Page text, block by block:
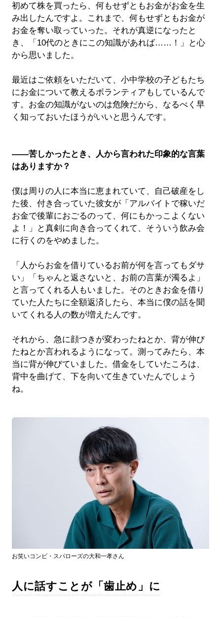
初めて株を買ったら、何もせずともお金がお金を生
み出したんですよ。これまで、何もせずともお金が
お金を奪い取っていった。それが真逆になったと
き、「10代のときにこの知識があれば……！」と心
から思いました。
最近はご依頼をいただいて、小中学校の子どもたち
にお金について教えるボランティアもしているんで
す。お金の知識がないのは危険だから、なるべく早
く知っておいたほうがいいと思うんです。
――苦しかったとき、人から言われた印象的な言葉
はありますか？
僕は周りの人に本当に恵まれていて、自己破産をし
た後、付き合っていた彼女が「アルバイトで稼いだ
お金で後輩におごるのって、何にもかっこよくない
よ！」と真剣に向き合ってくれて、そういう飲み会
に行くのをやめました。
「人からお金を借りているお前が何を言ってもダサ
い」「ちゃんと返さないと、お前の言葉が濁るよ」
と言ってくれる人もいました。そのときお金を借り
ていた人たちに全額返済したら、本当に僕の話を聞
いてくれる人の数が増えたんです。
それから、急に顔つきが変わったねとか、背が伸び
たねとか言われるようになって。測ってみたら、本
当に背が伸びていました。借金をしていたころは、
背中を曲げて、下を向いて生きていたんでしょう
ね。
お笑いコンビ・スパローズの大和一孝さん
人に話すことが「歯止め」に